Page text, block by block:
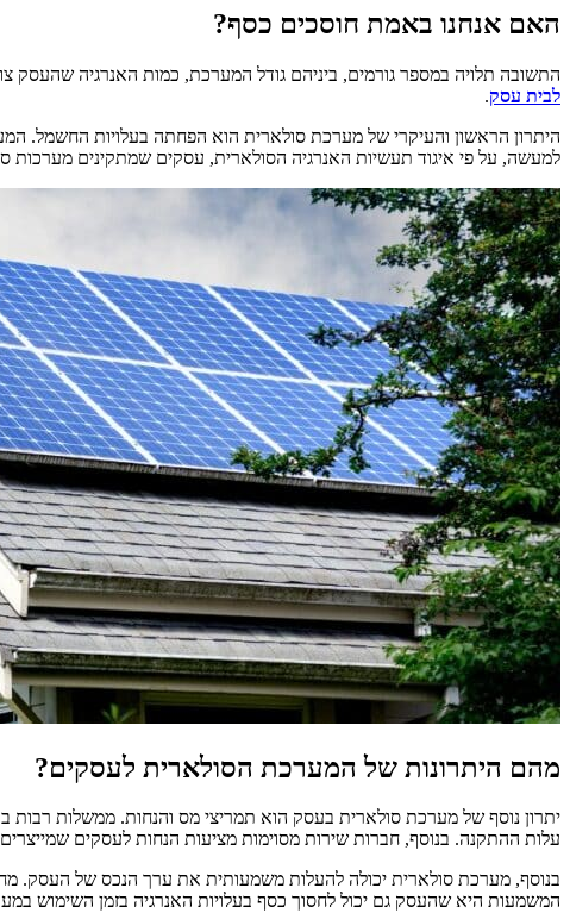
האם אנחנו באמת חוסכים כסף?
התשובה תלויה במספר גורמים, ביניהם גודל המערכת, כמות האנרגיה
לבית עסק.
היתרון הראשון והעיקרי של מערכת סולארית הוא הפחתה בעלויות החשמל.
למעשה, על פי איגוד תעשיות האנרגיה הסולארית, עסקים שמתקינים מערכות סולאריות יכולים לחסוך בין 15,000 ל-20,000 שקל או יותר
מהם היתרונות של המערכת הסולארית לעסקים?
יתרון נוסף של מערכת סולארית בעסק הוא תמריצי מס והנחות. ממשלות רבות
עלות ההתקנה. בנוסף, חברות שירות מסוימות מציעות הנחות לעסקים
בנוסף, מערכת סולארית יכולה להעלות משמעותית את ערך הנכס של העסק.
המשמעות היא שהעסק גם יכול לחסוך כסף בעלויות האנרגיה בזמן השימוש